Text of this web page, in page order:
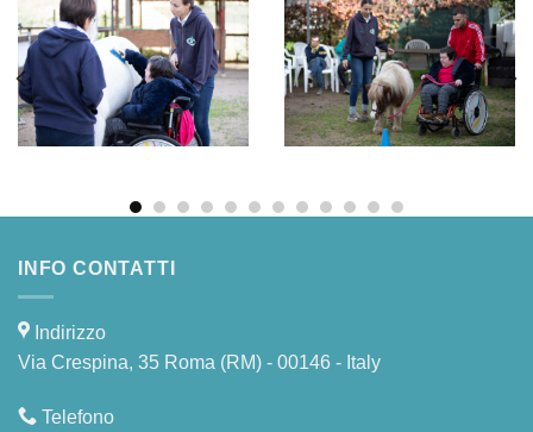
INFO CONTATTI
Indirizzo
Via Crespina, 35 Roma (RM) - 00146 - Italy
Telefono